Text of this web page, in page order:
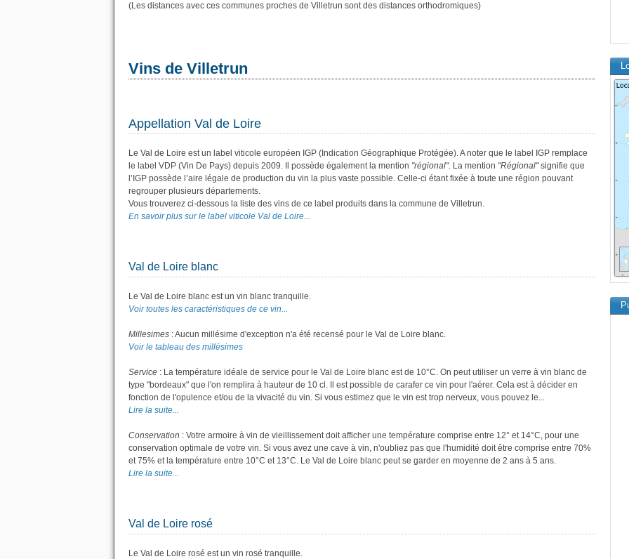
(Les distances avec ces communes proches de Villetrun sont des distances orthodromiques)
Vins de Villetrun
Appellation Val de Loire
Le Val de Loire est un label viticole européen IGP (Indication Géographique Protégée). A noter que le label IGP remplace
le label VDP (Vin De Pays) depuis 2009. Il possède également la mention "régional". La mention "Régional"signifie que
l’IGP possède l’aire légale de production du vin la plus vaste possible. Celle-ci étant fixée à toute une région pouvant
regrouper plusieurs départements.
Vous trouverez ci-dessous la liste des vins de ce label produits dans la commune de Villetrun.
En savoir plus sur le label viticole Val de Loire...
Val de Loire blanc
Le Val de Loire blanc est un vin blanc tranquille.
Voir toutes les caractéristiques de ce vin...
Millesimes : Aucun millésime d'exception n'a été recensé pour le Val de Loire blanc.
Voir le tableau des millésimes
Service : La température idéale de service pour le Val de Loire blanc est de 10°C. On peut utiliser un verre à vin blanc de
type "bordeaux" que l'on remplira à hauteur de 10 cl. Il est possible de carafer ce vin pour l'aérer. Cela est à décider en
fonction de l'opulence et/ou de la vivacité du vin. Si vous estimez que le vin est trop nerveux, vous pouvez le...
Lire la suite...
Conservation : Votre armoire à vin de vieillissement doit afficher une température comprise entre 12° et 14°C, pour une
conservation optimale de votre vin. Si vous avez une cave à vin, n'oubliez pas que l'humidité doit être comprise entre 70%
et 75% et la température entre 10°C et 13°C. Le Val de Loire blanc peut se garder en moyenne de 2 ans à 5 ans.
Lire la suite...
Val de Loire rosé
Le Val de Loire rosé est un vin rosé tranquille.